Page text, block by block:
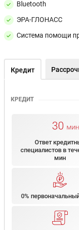
Bluetooth
ЭРА-ГЛОНАСС
Система помощи
Кредит
КРЕДИТ
Ответ
специалистов в
мин
0%